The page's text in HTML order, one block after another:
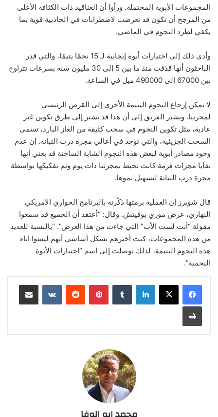
المجموعات الأبوية المحتملة. ورأوا أن العناقيد ذات الكثافة الأعلى
من المرجح أن تكون قد تعرضت لاضطرابات في الجاذبية قوية بما
يكفي لطرد النجوم في الماضي.
وأدى ذلك إلى اختبارات أبوة إيجابية لـ 15 نجمًا يتيمًا، والتي قدر
الباحثون أنها قذفت منذ ما بين 5 إلى 30 مليون سنة بسرعات تتراوح
بين 67000 إلى 490000 ميل في الساعة.
لا يمكن إرجاع النجوم اليتيمة الأخرى إلى القرص الرئيسي
لمجرتنا. ويشير الفريق إلى أن هذا قد يشير إلى طرق تكوين غير
عادية، مثل تكوين النجوم في سحب كثيفة من الغاز البارد، تسمى
السحب الجزيئية، والتي توجد في أعالي مجرة ​​درب التبانة. إن عدم
وجود مصادر أبوية لبعض هذه النجوم الشابة الساخنة قد يعني أنها
بقايا مجرات قزمة كانت تحيط بمجرتنا ذات يوم وتم تفكيكها بواسطة
مجرة ​​درب التبانة لتسهيل نموها.
قال شويرز إن العملية برمتها ذكّرته بالبرنامج الحواري الأمريكي
النهاري، عرض موري بوفيتش. وقال: “أعتقد أن الجميع قد سمعوا
مقولة “أنت لست الأب” التي جاءت من هذا العرض”. “بالنسبة للعديد
من هذه المجموعات، كنت أخبرهم بشكل أساسي أنهم ليسوا آباء
هذه النجوم اليتيمة، لذلك توصلت إلى اسم “اختبارات الأبوة
النجمية”.
لينكدإن بينتيريست